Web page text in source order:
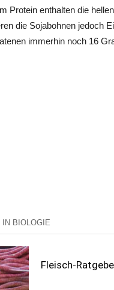
Protein enthalten die
die Sojabohnen jedoch
immerhin noch 16
IN BIOLOGIE
Fleisch-